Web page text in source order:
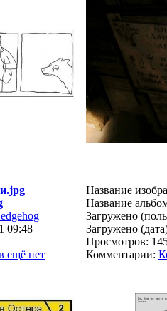
09:48
ещё нет
Название
Название
Загружено
Загружено
Просмотров:
Комментарии: